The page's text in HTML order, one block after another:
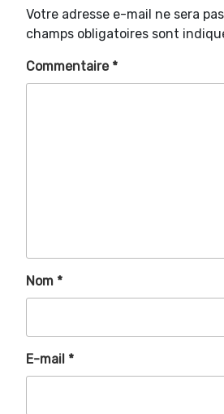
Votre adresse e-mail ne sera
champs obligatoires sont
Commentaire *
Nom *
E-mail *